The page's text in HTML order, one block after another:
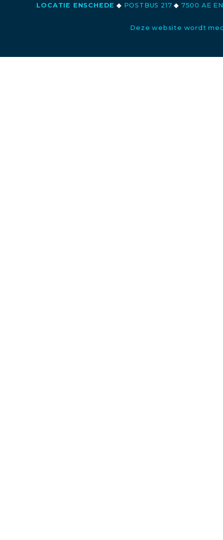
LOCATIE ENSCHEDE ◆ POSTBUS 217◆ 7500 AE
Deze website wordt